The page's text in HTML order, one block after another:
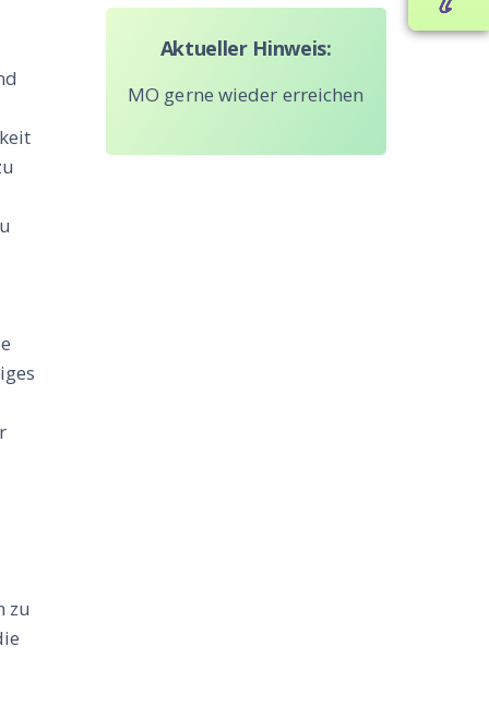
zu
Aktueller Hinweis:
MO gerne wieder erreichen